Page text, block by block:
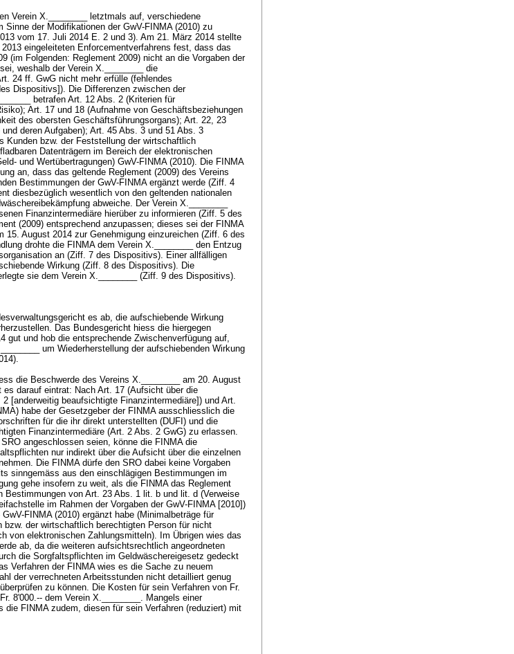
Verein X.________ letztmals auf, verschiedene
der Modifikationen der GwV-FINMA (2010) zu
vom 17. Juli 2014 E. 2 und 3). Am 21. März 2014 stellte
eingeleiteten Enforcementverfahrens fest, dass das
(im Folgenden: Reglement 2009) nicht an die Vorgaben der
weshalb der Verein X.________ die
24 ff. GwG nicht mehr erfülle (fehlendes
Dispositivs]). Die Differenzen zwischen der
betrafen Art. 12 Abs. 2 (Kriterien für
Art. 17 und 18 (Aufnahme von Geschäftsbeziehungen
des obersten Geschäftsführungsorgans); Art. 22, 23
deren Aufgaben); Art. 45 Abs. 3 und 51 Abs. 3
Kunden bzw. der Feststellung der wirtschaftlich
Datenträgern im Bereich der elektronischen
und Wertübertragungen) GwV-FINMA (2010). Die FINMA
an, dass das geltende Reglement (2009) des Vereins
Bestimmungen der GwV-FINMA ergänzt werde (Ziff. 4
diesbezüglich wesentlich von den geltenden nationalen
abweiche. Der Verein X.________
Finanzintermediäre hierüber zu informieren (Ziff. 5 des
(2009) entsprechend anzupassen; dieses sei der FINMA
August 2014 zur Genehmigung einzureichen (Ziff. 6 des
drohte die FINMA dem Verein X.________ den Entzug
an (Ziff. 7 des Dispositivs). Einer allfälligen
Wirkung (Ziff. 8 des Dispositivs). Die
sie dem Verein X.________ (Ziff. 9 des Dispositivs).
es ab, die aufschiebende Wirkung
Das Bundesgericht hiess die hiergegen
gut und hob die entsprechende Zwischenverfügung auf,
um Wiederherstellung der aufschiebenden Wirkung
die Beschwerde des Vereins X.________ am 20. August
darauf eintrat: Nach Art. 17 (Aufsicht über die
[anderweitig beaufsichtigte Finanzintermediäre]) und Art.
habe der Gesetzgeber der FINMA ausschliesslich die
für die ihr direkt unterstellten (DUFI) und die
Finanzintermediäre (Art. 2 Abs. 2 GwG) zu erlassen.
angeschlossen seien, könne die FINMA die
nur indirekt über die Aufsicht über die einzelnen
Die FINMA dürfe den SRO dabei keine Vorgaben
sinngemäss aus den einschlägigen Bestimmungen im
gehe insofern zu weit, als die FINMA das Reglement
Bestimmungen von Art. 23 Abs. 1 lit. b und lit. d (Verweise
im Rahmen der Vorgaben der GwV-FINMA [2010])
FINMA(2010) ergänzt habe (Minimalbeträge für
der wirtschaftlich berechtigten Person für nicht
von elektronischen Zahlungsmitteln). Im Übrigen wies das
ab, da die weiteren aufsichtsrechtlich angeordneten
die Sorgfaltspflichten im Geldwäschereigesetz gedeckt
Verfahren der FINMA wies es die Sache zu neuem
der verrechneten Arbeitsstunden nicht detailliert genug
zu können. Die Kosten für sein Verfahren von Fr.
8'000.-- dem Verein X.________. Mangels einer
FINMA zudem, diesen für sein Verfahren (reduziert) mit